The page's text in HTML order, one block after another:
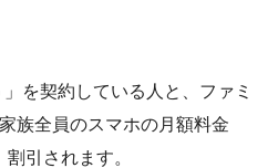
を契約している人と、ファミ
族全員のスマホの月額料金
引されます。